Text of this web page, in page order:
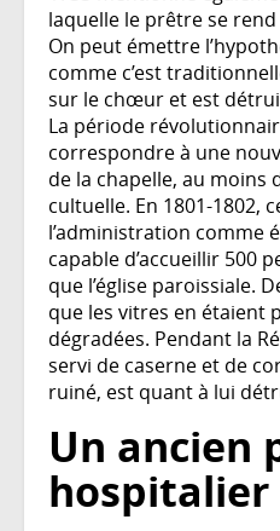
laquelle le prêtre se
On peut émettre
comme c’est
sur le chœur et est
La période
correspondre à une
de la chapelle, au moins
cultuelle. En 1801-1802,
l’administration comme
capable d’accueillir 500
que l’église paroissiale.
que les vitres en étaient
dégradées. Pendant la
servi de caserne et de
ruiné, est quant à lui
Un ancien
hospitalier